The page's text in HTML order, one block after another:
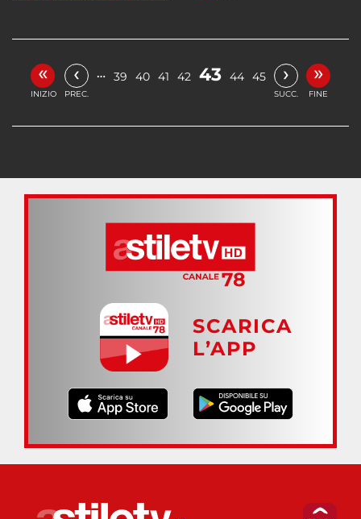
«
INIZIO
‹
PREC.
… 39 40 41 42 43 44 45 ›
SUCC.
»
FINE
SCARICA
L’APP